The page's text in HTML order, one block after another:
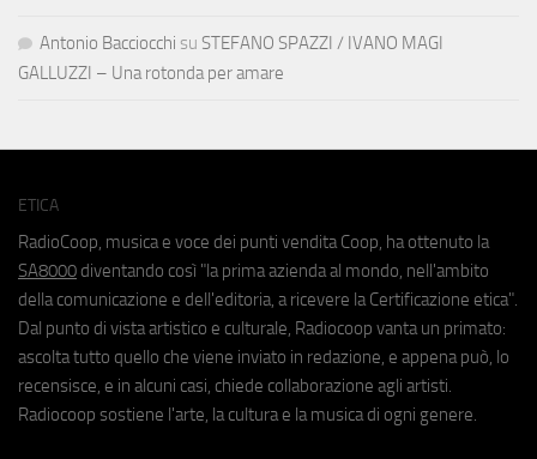
Antonio Bacciocchi su STEFANO SPAZZI / IVANO MAGI
GALLUZZI – Una rotonda per amare
ETICA
RadioCoop, musica e voce dei punti vendita Coop, ha ottenuto la
SA8000 diventando così "la prima azienda al mondo, nell'ambito
della comunicazione e dell'editoria, a ricevere la Certificazione etica".
Dal punto di vista artistico e culturale, Radiocoop vanta un primato:
ascolta tutto quello che viene inviato in redazione, e appena può, lo
recensisce, e in alcuni casi, chiede collaborazione agli artisti.
Radiocoop sostiene l'arte, la cultura e la musica di ogni genere.